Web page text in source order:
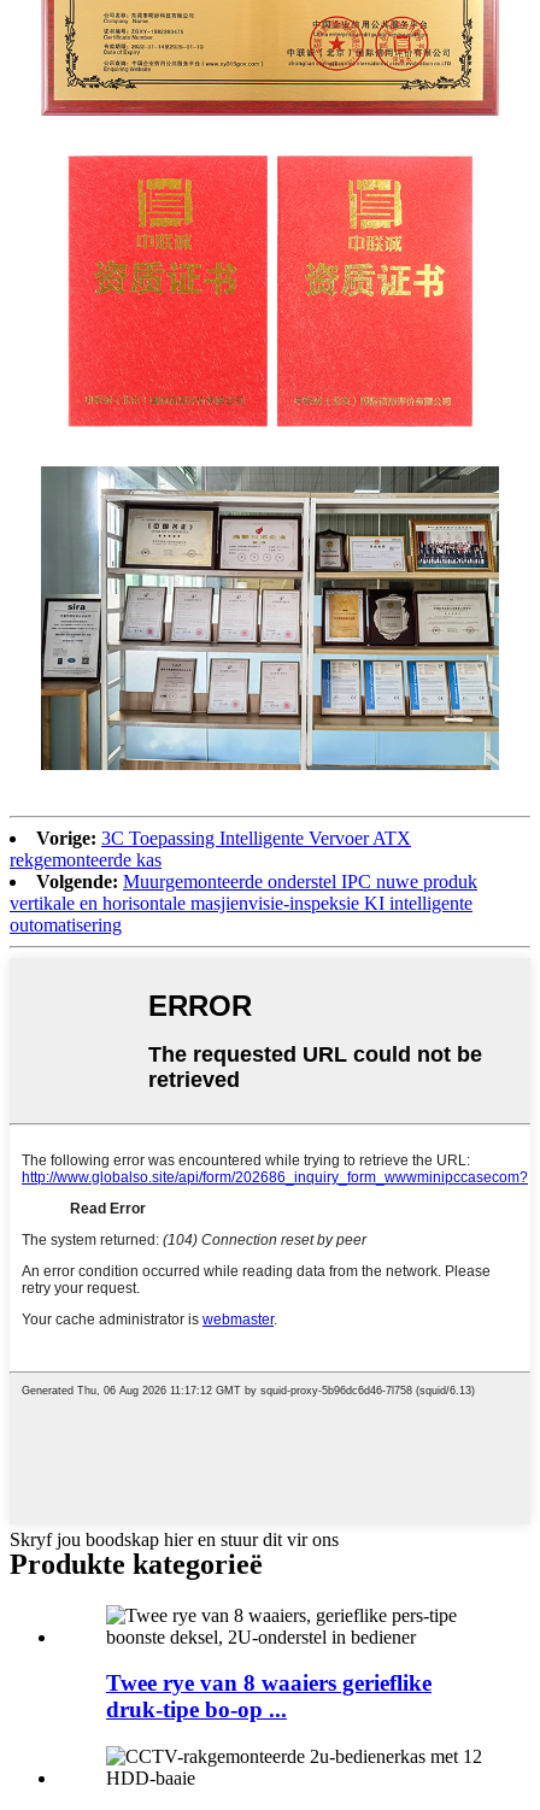
Vorige: 3C Toepassing Intelligente Vervoer ATX
rekgemonteerde kas
Volgende: Muurgemonteerde onderstel IPC nuwe produk
vertikale en horisontale masjienvisie-inspeksie KI intelligente
outomatisering
Skryf jou boodskap hier en stuur dit vir ons
Produkte kategorieë
Twee rye van 8 waaiers gerieflike
druk-tipe bo-op ...